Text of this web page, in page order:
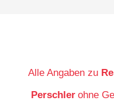
Alle Angaben zu
Perschler ohne